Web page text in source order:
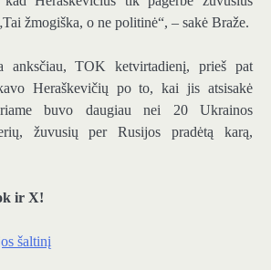
žmogiška, o ne politinė“, – sakė Braže.
anksčiau, TOK ketvirtadienį, prieš pat
Heraškevičių po to, kai jis atsisakė
buvo daugiau nei 20 Ukrainos
žuvusių per Rusijos pradėtą ​​karą,
ir X!
šaltinį